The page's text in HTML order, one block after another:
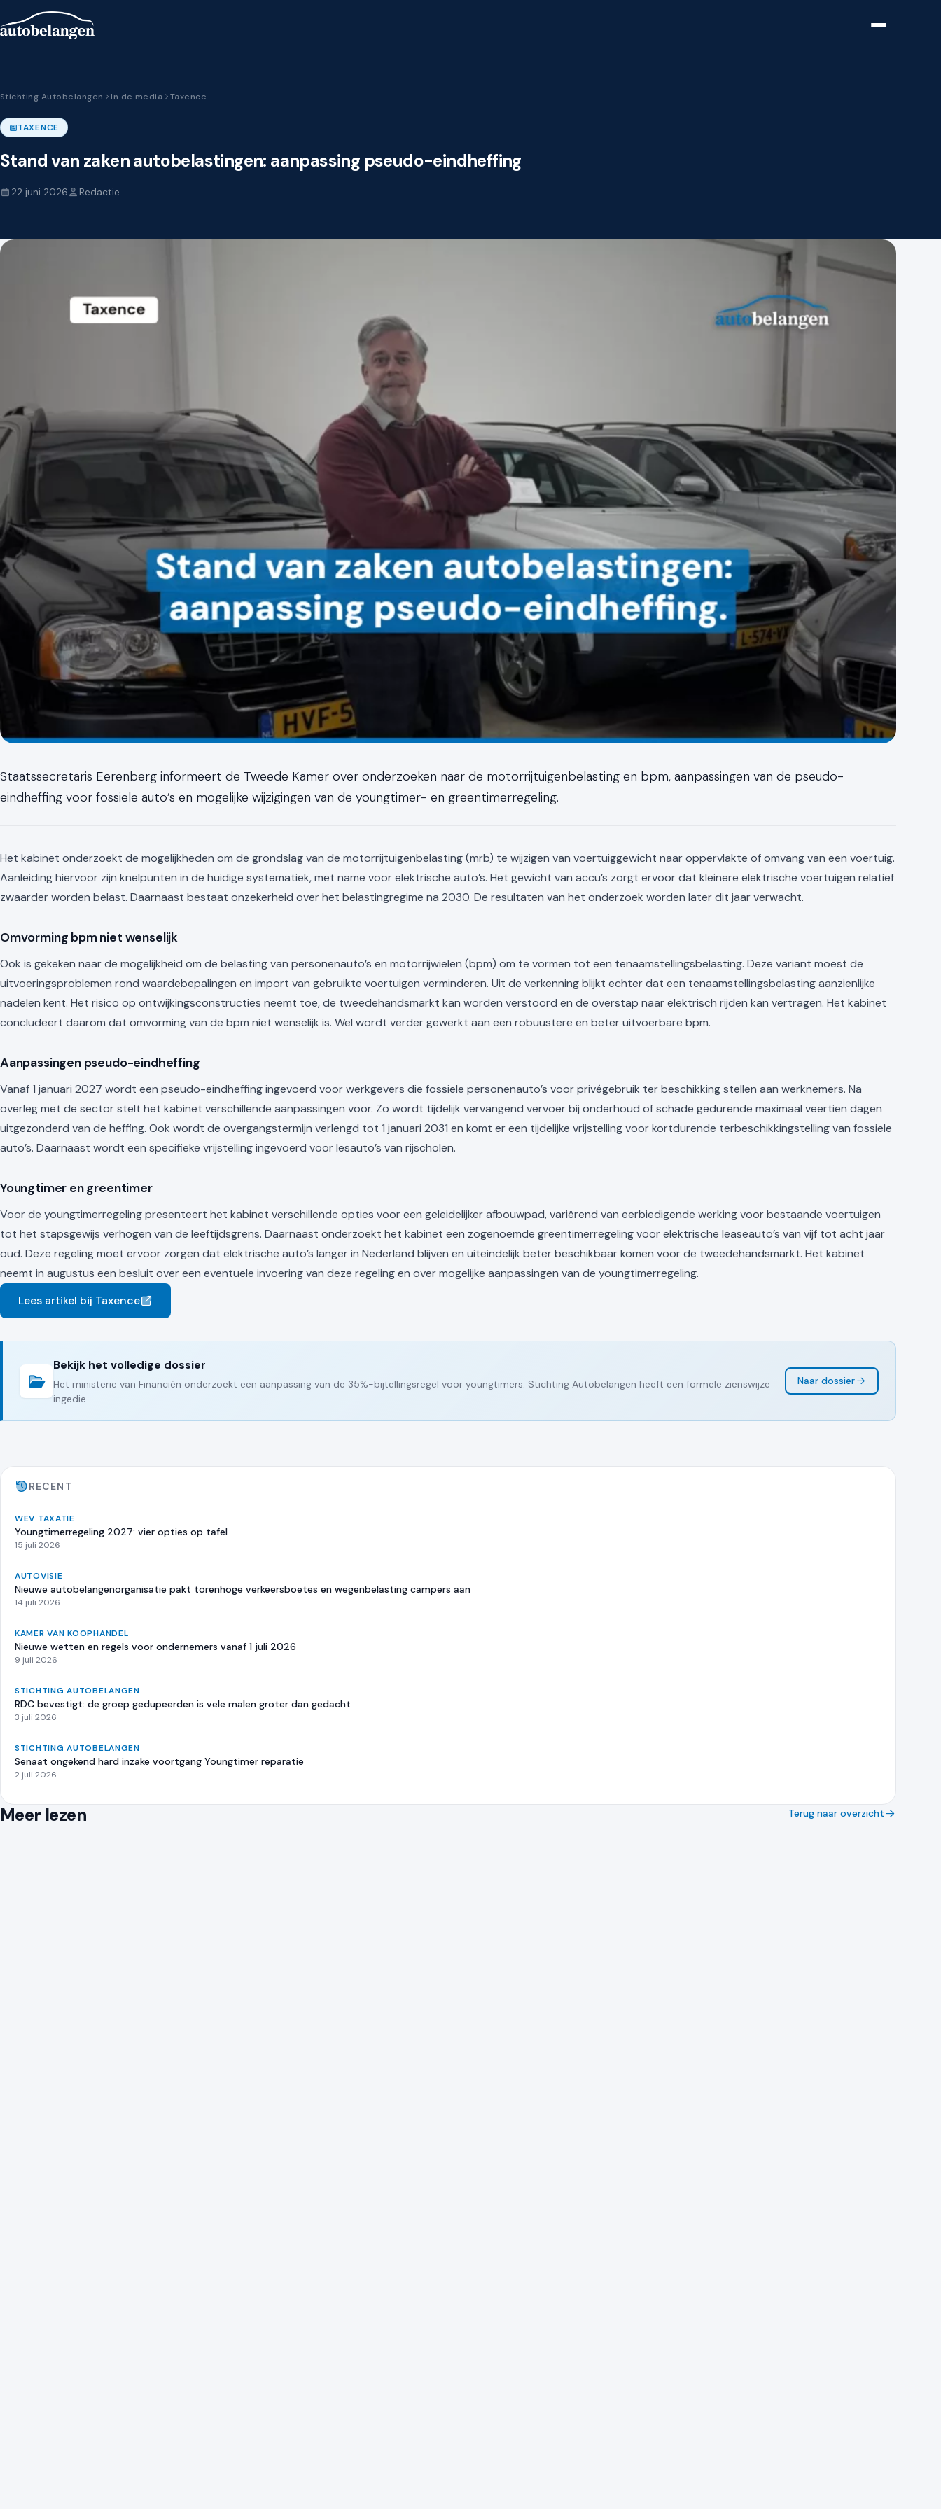
Stichting Autobelangen In de media Taxence
TAXENCE
Stand van zaken autobelastingen: aanpassing pseudo-eindheffing
22 juni 2026 Redactie
Staatssecretaris Eerenberg informeert de Tweede Kamer over onderzoeken naar de motorrijtuigenbelasting en bpm, aanpassingen van de pseudo-
eindheffing voor fossiele auto’s en mogelijke wijzigingen van de youngtimer- en greentimerregeling.
Het kabinet onderzoekt de mogelijkheden om de grondslag van de motorrijtuigenbelasting (mrb) te wijzigen van voertuiggewicht naar oppervlakte of omvang van een voertuig.
Aanleiding hiervoor zijn knelpunten in de huidige systematiek, met name voor elektrische auto’s. Het gewicht van accu’s zorgt ervoor dat kleinere elektrische voertuigen relatief
zwaarder worden belast. Daarnaast bestaat onzekerheid over het belastingregime na 2030. De resultaten van het onderzoek worden later dit jaar verwacht.
Omvorming bpm niet wenselijk
Ook is gekeken naar de mogelijkheid om de belasting van personenauto’s en motorrijwielen (bpm) om te vormen tot een tenaamstellingsbelasting. Deze variant moest de
uitvoeringsproblemen rond waardebepalingen en import van gebruikte voertuigen verminderen. Uit de verkenning blijkt echter dat een tenaamstellingsbelasting aanzienlijke
nadelen kent. Het risico op ontwijkingsconstructies neemt toe, de tweedehandsmarkt kan worden verstoord en de overstap naar elektrisch rijden kan vertragen. Het kabinet
concludeert daarom dat omvorming van de bpm niet wenselijk is. Wel wordt verder gewerkt aan een robuustere en beter uitvoerbare bpm.
Aanpassingen pseudo-eindheffing
Vanaf 1 januari 2027 wordt een pseudo-eindheffing ingevoerd voor werkgevers die fossiele personenauto’s voor privégebruik ter beschikking stellen aan werknemers. Na
overleg met de sector stelt het kabinet verschillende aanpassingen voor. Zo wordt tijdelijk vervangend vervoer bij onderhoud of schade gedurende maximaal veertien dagen
uitgezonderd van de heffing. Ook wordt de overgangstermijn verlengd tot 1 januari 2031 en komt er een tijdelijke vrijstelling voor kortdurende terbeschikkingstelling van fossiele
auto’s. Daarnaast wordt een specifieke vrijstelling ingevoerd voor lesauto’s van rijscholen.
Youngtimer en greentimer
Voor de youngtimerregeling presenteert het kabinet verschillende opties voor een geleidelijker afbouwpad, variërend van eerbiedigende werking voor bestaande voertuigen
tot het stapsgewijs verhogen van de leeftijdsgrens. Daarnaast onderzoekt het kabinet een zogenoemde greentimerregeling voor elektrische leaseauto’s van vijf tot acht jaar
oud. Deze regeling moet ervoor zorgen dat elektrische auto’s langer in Nederland blijven en uiteindelijk beter beschikbaar komen voor de tweedehandsmarkt. Het kabinet
neemt in augustus een besluit over een eventuele invoering van deze regeling en over mogelijke aanpassingen van de youngtimerregeling.
Lees artikel bij Taxence
Bekijk het volledige dossier
Het ministerie van Financiën onderzoekt een aanpassing van de 35%-bijtellingsregel voor youngtimers. Stichting Autobelangen heeft een formele zienswijze
ingedie
Naar dossier
RECENT
WEV TAXATIE
Youngtimerregeling 2027: vier opties op tafel
15 juli 2026
AUTOVISIE
Nieuwe autobelangenorganisatie pakt torenhoge verkeersboetes en wegenbelasting campers aan
14 juli 2026
KAMER VAN KOOPHANDEL
Nieuwe wetten en regels voor ondernemers vanaf 1 juli 2026
9 juli 2026
STICHTING AUTOBELANGEN
RDC bevestigt: de groep gedupeerden is vele malen groter dan gedacht
3 juli 2026
STICHTING AUTOBELANGEN
Senaat ongekend hard inzake voortgang Youngtimer reparatie
2 juli 2026
Meer lezen Terug naar overzicht